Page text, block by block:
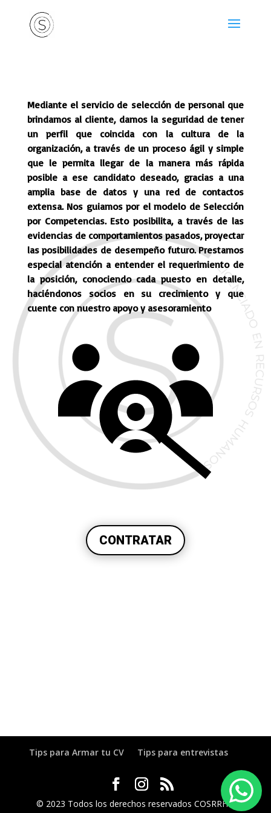
Mediante el servicio de selección de personal que
brindamos al cliente, damos la seguridad de tener
un perfil que coincida con la cultura de la
organización, a través de un proceso ágil y simple
que le permita llegar de la manera más rápida
posible a ese candidato deseado, gracias a una
amplia base de datos y una red de contactos
extensa. Nos guiamos por el modelo de Selección
por Competencias. Esto posibilita, a través de las
evidencias de comportamientos pasados, proyectar
las posibilidades de desempeño futuro. Prestamos
especial atención a entender el requerimiento de
la posición, conociendo cada puesto en detalle,
haciéndonos socios en su crecimiento y que
cuente con nuestro apoyo y asesoramiento
CONTRATAR
Tips para Armar tu CV Tips para entrevistas
© 2023 Todos los derechos reservados COSRRHH